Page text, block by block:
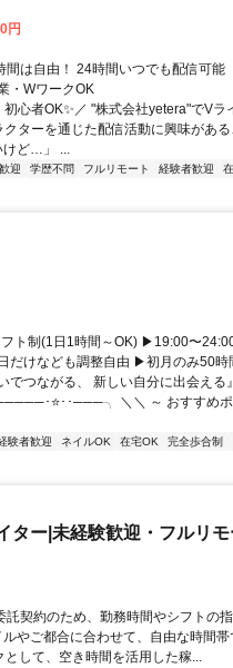
円
は自由！ 24時間いつでも配信可能
・WワークOK
初心者OK✨／ "株式会社yetera"でVラ
クターを通じた配信活動に興味があ
けど…」 ...
迎 学歴不問 フルリモート 経験者歓迎
ト制(1日1時間～OK) ▶19:00〜
だけなども調整自由 ▶初月のみ50時
でつながる、 新しい自分に出会える
･⭐･･───╮ ＼＼ ～ おすすめポ
験者歓迎 ネイルOK 在宅OK 完全歩合制
ター|未経験歓迎・フルリモ
契約のため、勤務時間やシフトの
やご都合に合わせて、自由な時間帯
として、空き時間を活用した稼...